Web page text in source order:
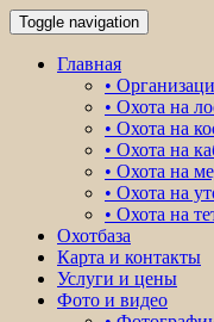
Toggle navigation
Главная
•
• Охота на
• Охота на
• Охота на
• Охота на
• Охота на
• Охота на
Охотбаза
Карта и контакты
Услуги и цены
Фото и видео